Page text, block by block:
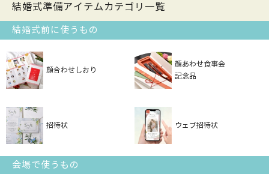
結婚式準備アイテムカテゴリ一覧
結婚式前に使うもの
顔合わせしおり
顔あわせ食事会
記念品
招待状 ウェブ招待状
会場で使うもの